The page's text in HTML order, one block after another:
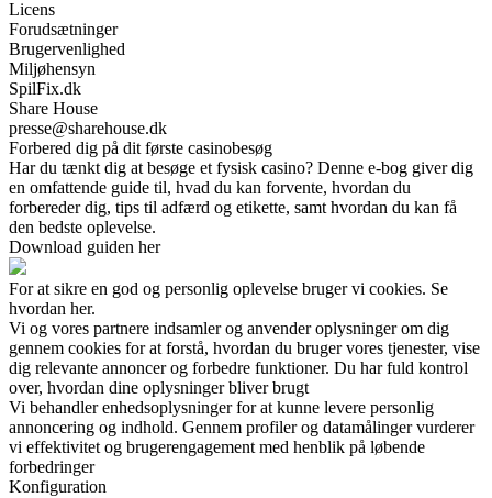
Licens
Forudsætninger
Brugervenlighed
Miljøhensyn
SpilFix.dk
Share House
presse@sharehouse.dk
Forbered dig på dit første casinobesøg
Har du tænkt dig at besøge et fysisk casino? Denne e-bog giver dig
en omfattende guide til, hvad du kan forvente, hvordan du
forbereder dig, tips til adfærd og etikette, samt hvordan du kan få
den bedste oplevelse.
Download guiden her
For at sikre en god og personlig oplevelse bruger vi cookies. Se
hvordan her.
Vi og vores partnere indsamler og anvender oplysninger om dig
gennem cookies for at forstå, hvordan du bruger vores tjenester, vise
dig relevante annoncer og forbedre funktioner. Du har fuld kontrol
over, hvordan dine oplysninger bliver brugt
Vi behandler enhedsoplysninger for at kunne levere personlig
annoncering og indhold. Gennem profiler og datamålinger vurderer
vi effektivitet og brugerengagement med henblik på løbende
forbedringer
Konfiguration